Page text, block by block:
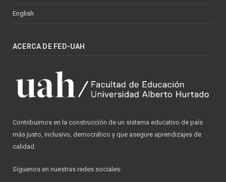
English
ACERCA DE FED-UAH
Contribuimos en la construcción de un sistema educativo de país
más justo, inclusivo, democrático y que asegure aprendizajes de
calidad.
Síguenos en nuestras redes sociales: